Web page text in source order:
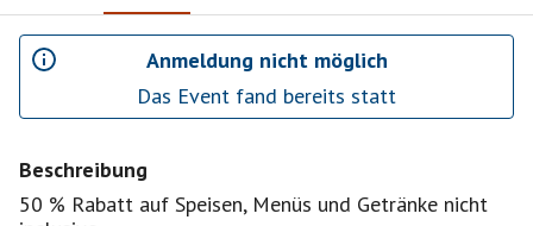
Anmeldung nicht möglich
Das Event fand bereits statt
Beschreibung
50 % Rabatt auf Speisen, Menüs und Getränke nicht